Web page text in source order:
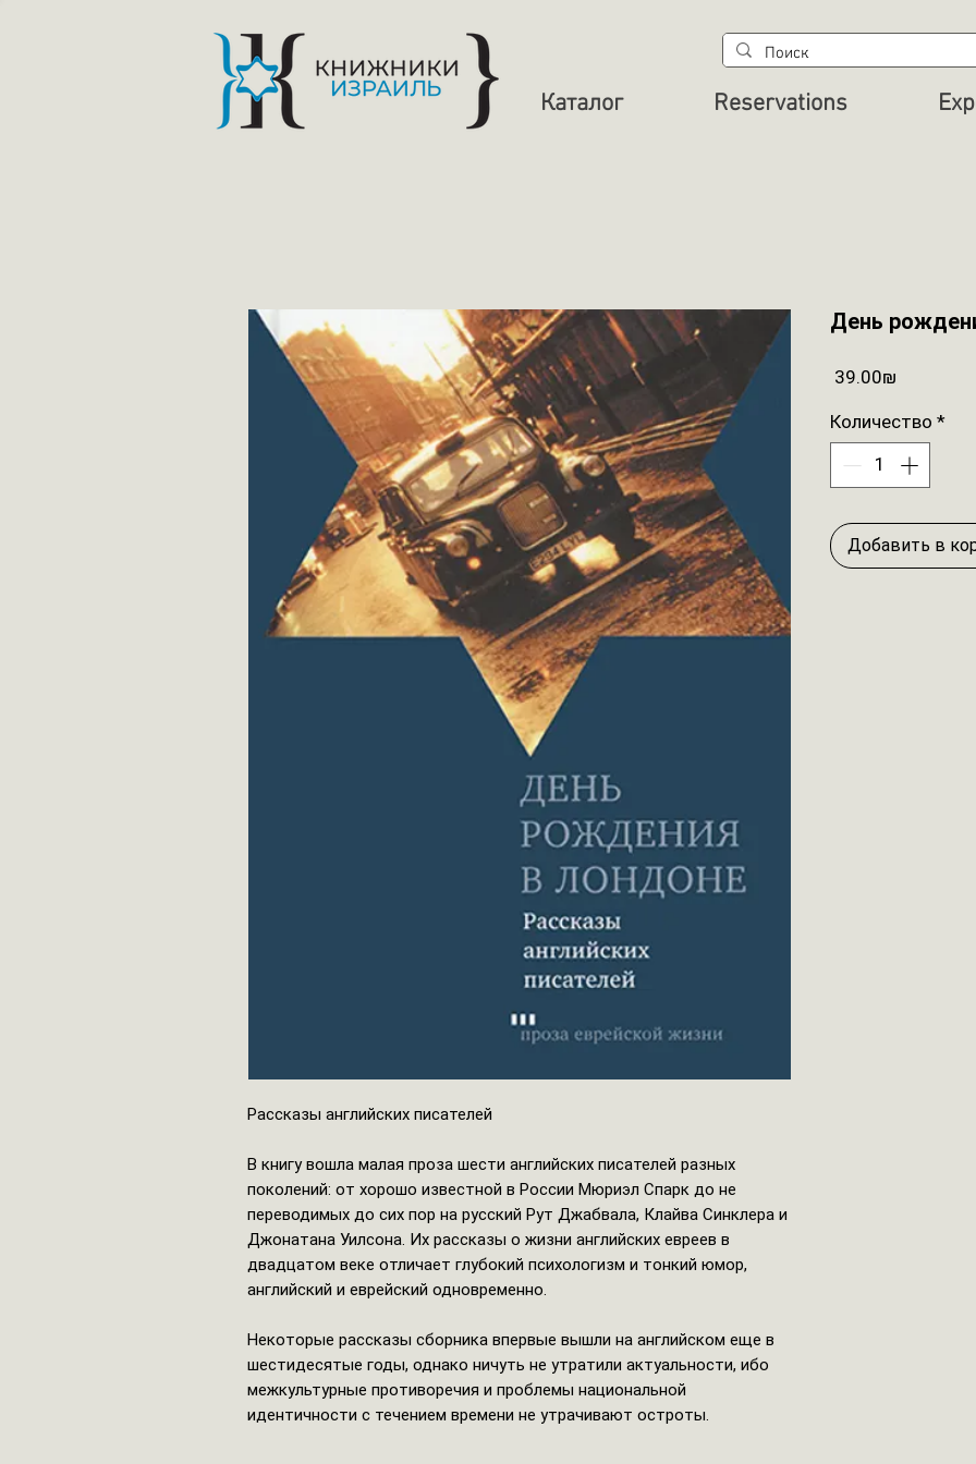
Каталог Reservations
Рассказы английских писателей
В книгу вошла малая проза шести английских писателей разных
поколений: от хорошо известной в России Мюриэл Спарк до не
переводимых до сих пор на русский Рут Джабвала, Клайва Синклера и
Джонатана Уилсона. Их рассказы о жизни английских евреев в
двадцатом веке отличает глубокий психологизм и тонкий юмор,
английский и еврейский одновременно.
Некоторые рассказы сборника впервые вышли на английском еще в
шестидесятые годы, однако ничуть не утратили актуальности, ибо
межкультурные противоречия и проблемы национальной
идентичности с течением времени не утрачивают остроты.
День
‏39.00 ‏₪
Количество *
Добавить в